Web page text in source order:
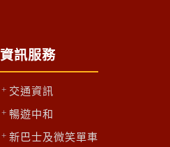
資訊服務
交通資訊
暢遊中和
新巴士及微笑單車